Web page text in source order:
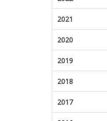
2021
2020
2019
2018
2017